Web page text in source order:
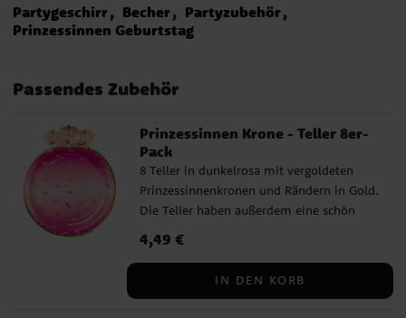
Partygeschirr Becher
Partyzubehör
Prinzessinnen Geburtstag
Passendes Zubehör
Prinzessinnen Krone - Teller 8er-
Pack
8 Teller in dunkelrosa mit vergoldeten
Prinzessinnenkronen und Rändern in Gold.
Die Teller haben außerdem eine schön
Die Teller haben einen Durchmesser von
Preis:4,49 €
4,49 €
IN DEN KORB